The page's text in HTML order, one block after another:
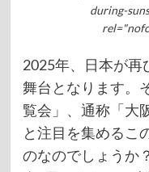
during-
2025年、日本が再
舞台となります。
覧会」、通称「大
と注目を集めるこ
のなのでしょうか